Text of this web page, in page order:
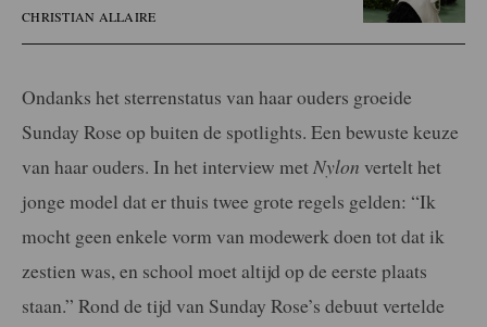
CHRISTIAN ALLAIRE
Ondanks het sterrenstatus van haar ouders groeide
Sunday Rose op buiten de spotlights. Een bewuste keuze
van haar ouders. In het interview met Nylon vertelt het
jonge model dat er thuis twee grote regels gelden: “Ik
mocht geen enkele vorm van modewerk doen tot dat ik
zestien was, en school moet altijd op de eerste plaats
staan.” Rond de tijd van Sunday Rose’s debuut vertelde